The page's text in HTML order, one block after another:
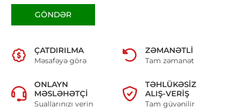
GÖNDƏR
ÇATDIRILMA
Məsafəyə görə
ZƏMANƏTLI
Tam zəmanət
ONLAYN
MƏSLƏHƏTÇI
Suallarınızı verin
TƏHLÜKƏSIZ
ALIŞ-VERIŞ
Tam güvənilir